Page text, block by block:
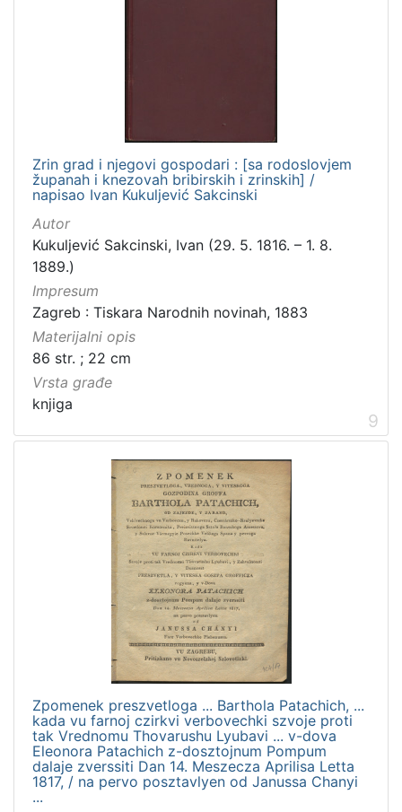
Zrin grad i njegovi gospodari : [sa rodoslovjem
županah i knezovah bribirskih i zrinskih] /
napisao Ivan Kukuljević Sakcinski
Autor
Kukuljević Sakcinski, Ivan (29. 5. 1816. – 1. 8.
1889.)
Impresum
Zagreb : Tiskara Narodnih novinah, 1883
Materijalni opis
86 str. ; 22 cm
Vrsta građe
knjiga
9
Zpomenek preszvetloga ... Barthola Patachich, ...
kada vu farnoj czirkvi verbovechki szvoje proti
tak Vrednomu Thovarushu Lyubavi ... v-dova
Eleonora Patachich z-dosztojnum Pompum
dalaje zverssiti Dan 14. Meszecza Aprilisa Letta
1817, / na pervo posztavlyen od Janussa Chanyi
...